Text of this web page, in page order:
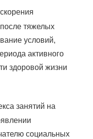
тяжелых
условий,
активного
здоровой жизни
занятий на
социальных